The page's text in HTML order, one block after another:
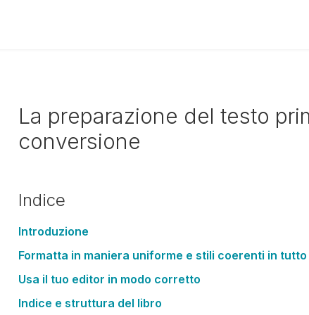
La preparazione del testo
conversione
Indice
Introduzione
Formatta in maniera uniforme e stili coerenti in tutto
Usa il tuo editor in modo corretto
Indice e struttura del libro